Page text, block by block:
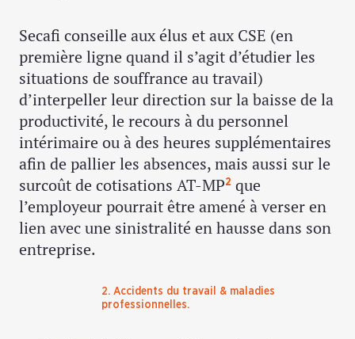
2. Accidents du travail & maladies
professionnelles.
Secafi conseille aux élus et aux CSE (en
première ligne quand il s’agit d’étudier les
situations de souffrance au travail)
d’interpeller leur direction sur la baisse de la
productivité, le recours à du personnel
intérimaire ou à des heures supplémentaires
afin de pallier les absences, mais aussi sur le
surcoût de cotisations AT-MP2 que
l’employeur pourrait être amené à verser en
lien avec une sinistralité en hausse dans son
entreprise.